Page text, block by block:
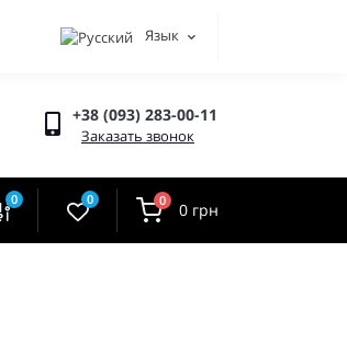
Язык
+38 (093) 283-00-11
Заказать звонок
0 0 0 0 грн